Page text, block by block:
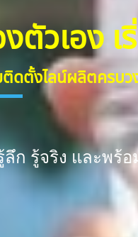
ตัวเอง
ตั้งไลน์ผลิตครบว
ลึก รู้จริง และพร้